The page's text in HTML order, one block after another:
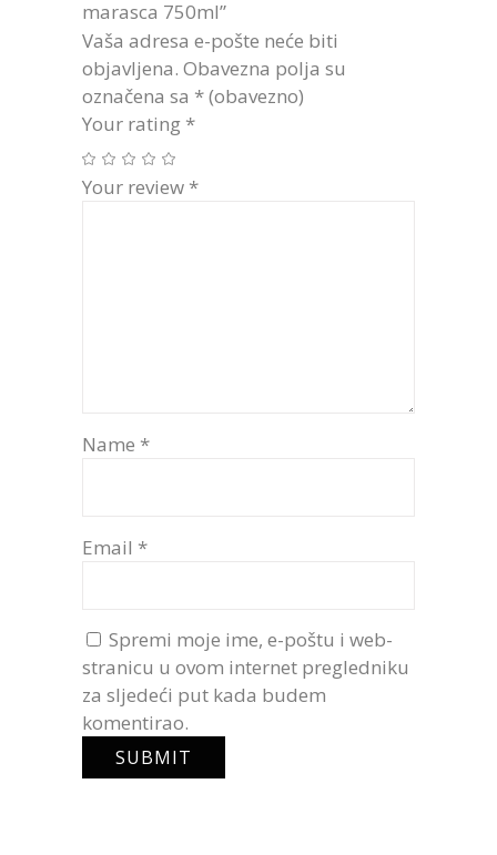
marasca 750ml”
Vaša adresa e-pošte neće biti
objavljena. Obavezna polja su
označena sa * (obavezno)
Your rating *
Your review *
Name *
Email *
Spremi moje ime, e-poštu i web-
stranicu u ovom internet pregledniku
za sljedeći put kada budem
komentirao.